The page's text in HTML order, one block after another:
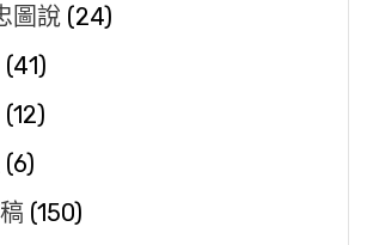
圖說 (24)
(41)
(12)
(6)
(150)